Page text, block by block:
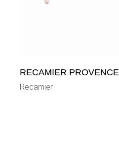
RECAMIER PROVENCE
Recamier